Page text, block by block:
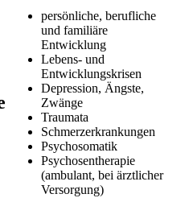
persönliche, berufliche
und familiäre
Entwicklung
Lebens- und
Entwicklungskrisen
Depression, Ängste,
Zwänge
Traumata
Schmerzerkrankungen
Psychosomatik
Psychosentherapie
(ambulant, bei ärztlicher
Versorgung)